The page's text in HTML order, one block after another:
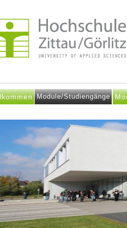
Module/Studiengänge